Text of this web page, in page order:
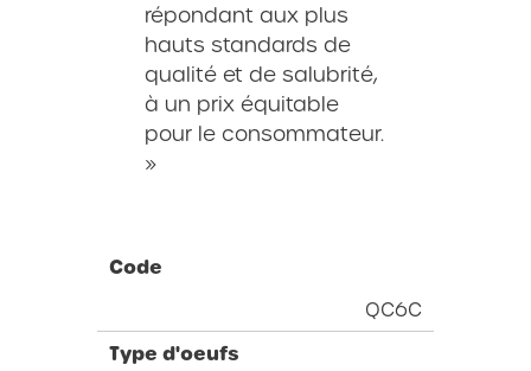
répondant aux plus
hauts standards de
qualité et de salubrité,
à un prix équitable
pour le consommateur.
»
Code
QC6C
Type d'oeufs